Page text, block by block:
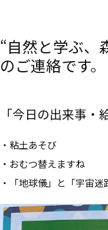
“自然と学ぶ、
のご連絡です。
「今日の出来事
・粘土あそび
・おむつ替えますね
・「地球儀」と「宇宙迷